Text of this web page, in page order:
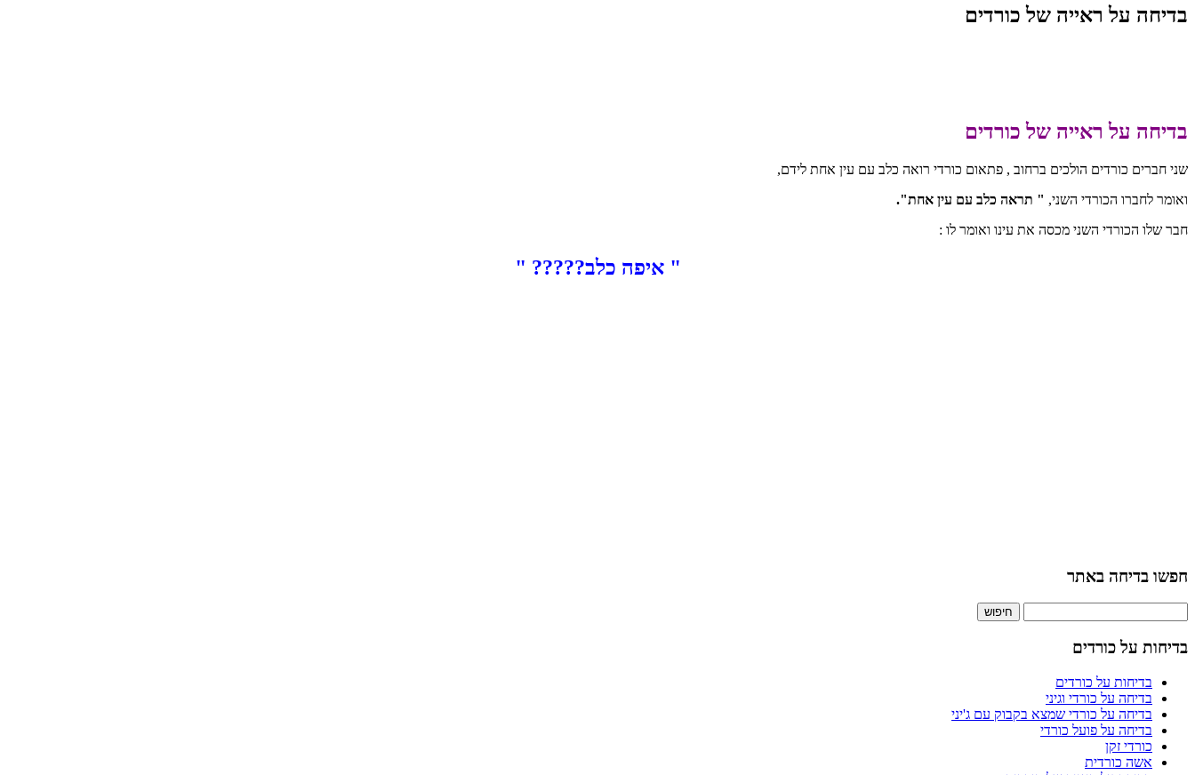
בדיחה על ראייה של כורדים
בדיחה על ראייה של כורדים
שני חברים כורדים הולכים ברחוב , פתאום כורדי רואה כלב עם עין אחת לידם,
ואומר לחברו הכורדי השני, " תראה כלב עם עין אחת".
חבר שלו הכורדי השני מכסה את עינו ואומר לו :
" איפה כלב????? "
חפשו בדיחה באתר
בדיחות על כורדים
בדיחות על כורדים
בדיחה על כורדי וגיני
בדיחה על כורדי שמצא בקבוק עם ג'יני
בדיחה על פועל כורדי
כורדי זקן
אשה כורדית